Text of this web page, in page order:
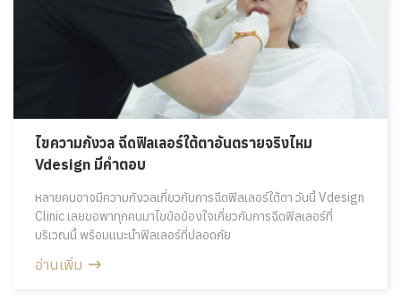
ไขความกังวล ฉีดฟิลเลอร์ใต้ตาอันตรายจริงไหม
Vdesign มีคำตอบ
หลายคนอาจมีความกังวลเกี่ยวกับการฉีดฟิลเลอร์ใต้ตา วันนี้ Vdesign
Clinic เลยขอพาทุกคนมาไขข้อข้องใจเกี่ยวกับการฉีดฟิลเลอร์ที่
บริเวณนี้ พร้อมแนะนำฟิลเลอร์ที่ปลอดภัย
อ่านเพิ่ม